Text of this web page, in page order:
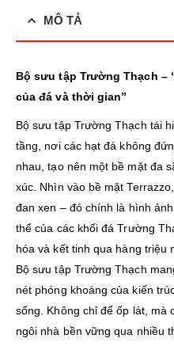
MÔ TẢ
Bộ sưu tập Trường Thạch –
của đá và thời gian”
Bộ sưu tập Trường Thạch tái
tầng, nơi các hạt đá không
nhau, tạo nên một bề mặt đa
xúc. Nhìn vào bề mặt
đan xen – đó chính là hình
thể của các khối đá Trường
hóa và kết tinh qua hàng triệu
Bộ sưu tập Trường Thạch
nét phóng khoáng của kiến
sống. Không chỉ để ốp lát, mà
ngôi nhà bền vững qua nhiều